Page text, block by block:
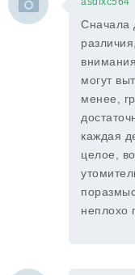
Сначала
могут
менее,
каждая
целое,
неплохо